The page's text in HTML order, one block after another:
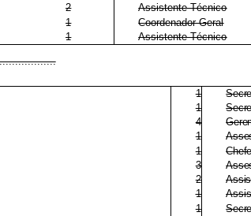
2
Assistente Técnico
1 Coordenador-Geral
1
Assistente Técnico
1
1
4
1
1
3
2
1
1